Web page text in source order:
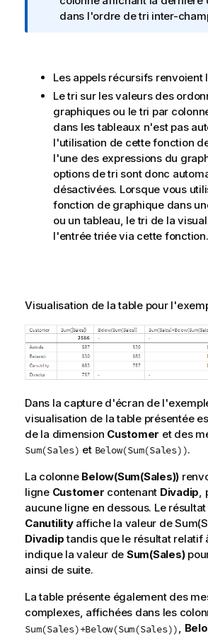
o
t
i
o
n
s
dans l'ordre de tri inter-
Les appels récursifs renvoient
Le tri sur les valeurs des
graphiques ou le tri par
dans les tableaux n'est pas
l'utilisation de cette fonction
l'une des expressions du
options de tri sont donc
désactivées. Lorsque vous
fonction de graphique dans
ou un tableau, le tri de la
l'entrée triée via cette fonction.
Visualisation de la table pour
Dans la capture d'écran de
visualisation de la table présentée
de la dimension Customer et des
Sum(Sales) et Below(Sum(Sales)).
La colonne Below(Sum(Sales))
ligne Customer contenant Divadip,
aucune ligne en dessous. Le
Canutilityaffiche la valeur de
Divadiptandis que le résultat relatif
indique la valeur de Sum(Sales)
ainsi de suite.
La table présente également des
complexes, affichées dans les
Sum(Sales)+Below(Sum(Sales)),